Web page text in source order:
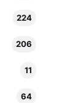
224
206
11
64